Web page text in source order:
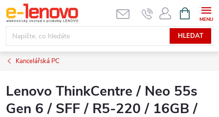
Přejít
na
obsah
HLEDAT
NÁKUPNÍ
KOŠÍK
Kancelářská PC
Lenovo ThinkCentre / Neo 55s
Gen 6 / SFF / R5-220 / 16GB /